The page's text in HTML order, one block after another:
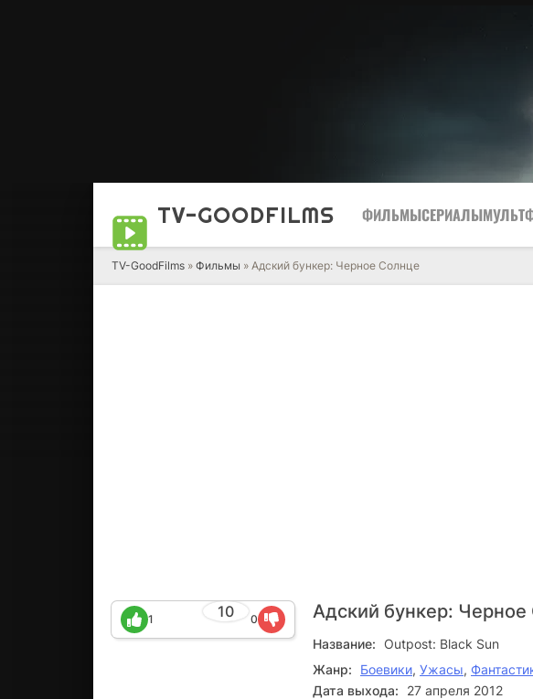
TV-GOODFILMS ФИЛЬМЫСЕРИАЛЫ
TV-GoodFilms » Фильмы » Адский бункер: Черное Солнце
Адский бункер:
10
1 0
Название: Outpost: Black Sun
Жанр: Боевики, Ужасы,
Дата выхода:
27 апреля 2012